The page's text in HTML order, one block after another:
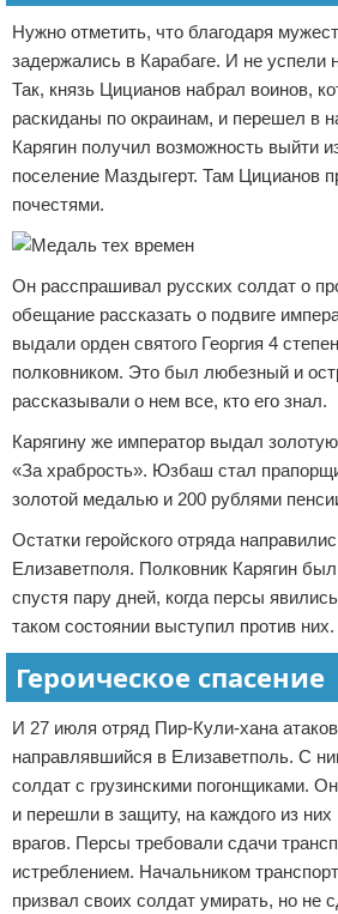
Нужно отметить, что благодаря
задержались в Карабаге. И не успели
Так, князь Цицианов набрал воинов,
раскиданы по окраинам, и перешел в
Карягин получил возможность выйти
поселение Маздыгерт. Там Цицианов
почестями.
Он расспрашивал русских солдат о
обещание рассказать о подвиге
выдали орден святого Георгия 4
полковником. Это был любезный и
рассказывали о нем все, кто его знал.
Карягину же император выдал
«За храбрость». Юзбаш стал
золотой медалью и 200 рублями
Остатки геройского отряда
Елизаветполя. Полковник Карягин
спустя пару дней, когда персы
таком состоянии выступил против них.
Героическое спасение
И 27 июля отряд Пир-Кули-хана
направлявшийся в Елизаветполь. С
солдат с грузинскими погонщиками.
и перешли в защиту, на каждого из
врагов. Персы требовали сдачи
истреблением. Начальником
призвал своих солдат умирать, но не